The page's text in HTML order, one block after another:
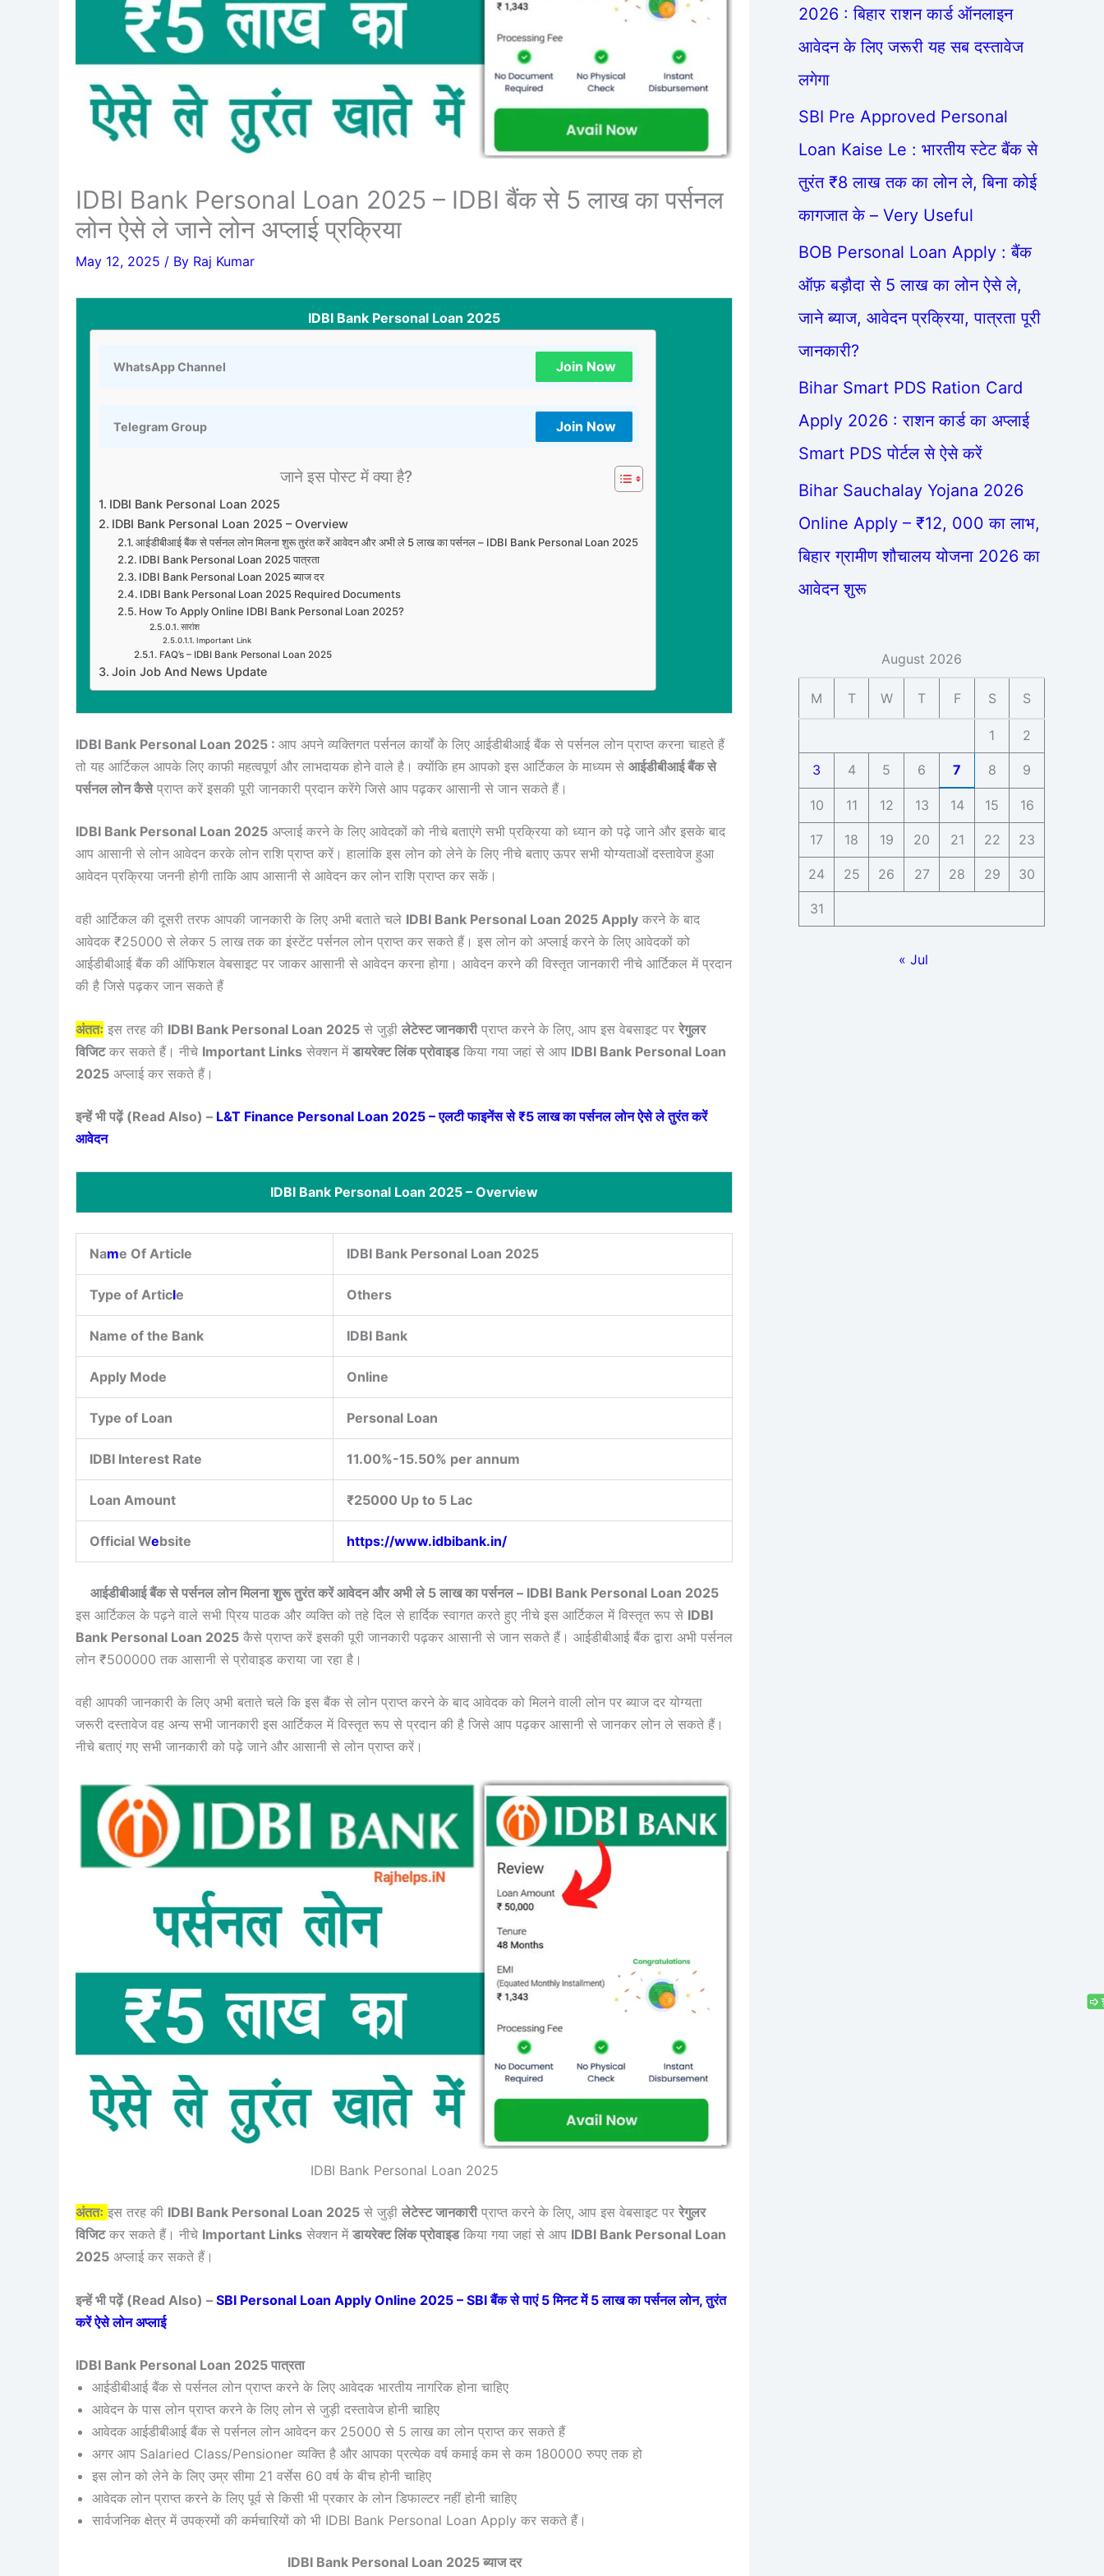
IDBI Bank Personal Loan 2025 – IDBI बैंक से 5 लाख का पर्सनल
लोन ऐसे ले जाने लोन अप्लाई प्रक्रिया
May 12, 2025 / By Raj Kumar
IDBI Bank Personal Loan 2025
WhatsApp Channel Join Now
Telegram Group Join Now
जाने इस पोस्ट में क्या है?
IDBI Bank Personal Loan 2025
IDBI Bank Personal Loan 2025 – Overview
आईडीबीआई बैंक से पर्सनल लोन मिलना शुरू तुरंत करें आवेदन और अभी ले 5 लाख का पर्सनल – IDBI Bank Personal Loan 2025
IDBI Bank Personal Loan 2025 पात्रता
IDBI Bank Personal Loan 2025 ब्याज दर
IDBI Bank Personal Loan 2025 Required Documents
How To Apply Online IDBI Bank Personal Loan 2025?
सारांश
Important Link
FAQ’s – IDBI Bank Personal Loan 2025
Join Job And News Update
IDBI Bank Personal Loan 2025 : आप अपने व्यक्तिगत पर्सनल कार्यों के लिए आईडीबीआई बैंक से पर्सनल लोन प्राप्त करना चाहते हैं
तो यह आर्टिकल आपके लिए काफी महत्वपूर्ण और लाभदायक होने वाले है। क्योंकि हम आपको इस आर्टिकल के माध्यम से आईडीबीआई बैंक से
पर्सनल लोन कैसेप्राप्त करें इसकी पूरी जानकारी प्रदान करेंगे जिसे आप पढ़कर आसानी से जान सकते हैं।
IDBI Bank Personal Loan 2025 अप्लाई करने के लिए आवेदकों को नीचे बताएंगे सभी प्रक्रिया को ध्यान को पढ़े जाने और इसके बाद
आप आसानी से लोन आवेदन करके लोन राशि प्राप्त करें। हालांकि इस लोन को लेने के लिए नीचे बताए ऊपर सभी योग्यताओं दस्तावेज हुआ
आवेदन प्रक्रिया जननी होगी ताकि आप आसानी से आवेदन कर लोन राशि प्राप्त कर सकें।
वही आर्टिकल की दूसरी तरफ आपकी जानकारी के लिए अभी बताते चले IDBI Bank Personal Loan 2025 Apply करने के बाद
आवेदक ₹25000 से लेकर 5 लाख तक का इंस्टेंट पर्सनल लोन प्राप्त कर सकते हैं। इस लोन को अप्लाई करने के लिए आवेदकों को
आईडीबीआई बैंक की ऑफिशल वेबसाइट पर जाकर आसानी से आवेदन करना होगा। आवेदन करने की विस्तृत जानकारी नीचे आर्टिकल में प्रदान
की है जिसे पढ़कर जान सकते हैं
अंततः इस तरह की IDBI Bank Personal Loan 2025 से जुड़ी लेटेस्ट जानकारीप्राप्त करने के लिए, आप इस वेबसाइट पर रेगुलर
विजिटकर सकते हैं। नीचे Important Links सेक्शन में डायरेक्ट लिंक प्रोवाइडकिया गया जहां से आप IDBI Bank Personal Loan
2025 अप्लाई कर सकते हैं।
इन्हें भी पढ़ें (Read Also) – L&T Finance Personal Loan 2025 – एलटी फाइनेंस से ₹5 लाख का पर्सनल लोन ऐसे ले तुरंत करें
आवेदन
IDBI Bank Personal Loan 2025 – Overview
Name Of Article IDBI Bank Personal Loan 2025
Type of Article Others
Name of the Bank IDBI Bank
Apply Mode Online
Type of Loan Personal Loan
IDBI Interest Rate 11.00%-15.50% per annum
Loan Amount ₹25000 Up to 5 Lac
Official Website https://www.idbibank.in/
आईडीबीआई बैंक से पर्सनल लोन मिलना शुरू तुरंत करें आवेदन और अभी ले 5 लाख का पर्सनल – IDBI Bank Personal Loan 2025
इस आर्टिकल के पढ़ने वाले सभी प्रिय पाठक और व्यक्ति को तहे दिल से हार्दिक स्वागत करते हुए नीचे इस आर्टिकल में विस्तृत रूप से IDBI
Bank Personal Loan 2025 कैसे प्राप्त करें इसकी पूरी जानकारी पढ़कर आसानी से जान सकते हैं। आईडीबीआई बैंक द्वारा अभी पर्सनल
लोन ₹500000 तक आसानी से प्रोवाइड कराया जा रहा है।
वही आपकी जानकारी के लिए अभी बताते चले कि इस बैंक से लोन प्राप्त करने के बाद आवेदक को मिलने वाली लोन पर ब्याज दर योग्यता
जरूरी दस्तावेज वह अन्य सभी जानकारी इस आर्टिकल में विस्तृत रूप से प्रदान की है जिसे आप पढ़कर आसानी से जानकर लोन ले सकते हैं।
नीचे बताएं गए सभी जानकारी को पढ़े जाने और आसानी से लोन प्राप्त करें।
IDBI Bank Personal Loan 2025
अंततः इस तरह की IDBI Bank Personal Loan 2025 से जुड़ी लेटेस्ट जानकारीप्राप्त करने के लिए, आप इस वेबसाइट पर रेगुलर
विजिटकर सकते हैं। नीचे Important Links सेक्शन में डायरेक्ट लिंक प्रोवाइडकिया गया जहां से आप IDBI Bank Personal Loan
2025 अप्लाई कर सकते हैं।
इन्हें भी पढ़ें (Read Also) – SBI Personal Loan Apply Online 2025 – SBI बैंक से पाएं 5 मिनट में 5 लाख का पर्सनल लोन, तुरंत
करें ऐसे लोन अप्लाई
IDBI Bank Personal Loan 2025 पात्रता
आईडीबीआई बैंक से पर्सनल लोन प्राप्त करने के लिए आवेदक भारतीय नागरिक होना चाहिए
आवेदन के पास लोन प्राप्त करने के लिए लोन से जुड़ी दस्तावेज होनी चाहिए
आवेदक आईडीबीआई बैंक से पर्सनल लोन आवेदन कर 25000 से 5 लाख का लोन प्राप्त कर सकते हैं
अगर आप Salaried Class/Pensioner व्यक्ति है और आपका प्रत्येक वर्ष कमाई कम से कम 180000 रुपए तक हो
इस लोन को लेने के लिए उम्र सीमा 21 वर्सेस 60 वर्ष के बीच होनी चाहिए
आवेदक लोन प्राप्त करने के लिए पूर्व से किसी भी प्रकार के लोन डिफाल्टर नहीं होनी चाहिए
सार्वजनिक क्षेत्र में उपक्रमों की कर्मचारियों को भी IDBI Bank Personal Loan Apply कर सकते हैं।
IDBI Bank Personal Loan 2025 ब्याज दर
2026 : बिहार राशन कार्ड ऑनलाइन
आवेदन के लिए जरूरी यह सब दस्तावेज
लगेगा
SBI Pre Approved Personal
Loan Kaise Le : भारतीय स्टेट बैंक से
तुरंत ₹8 लाख तक का लोन ले, बिना कोई
कागजात के – Very Useful
BOB Personal Loan Apply : बैंक
ऑफ़ बड़ौदा से 5 लाख का लोन ऐसे ले,
जाने ब्याज, आवेदन प्रक्रिया, पात्रता पूरी
जानकारी?
Bihar Smart PDS Ration Card
Apply 2026 : राशन कार्ड का अप्लाई
Smart PDS पोर्टल से ऐसे करें
Bihar Sauchalay Yojana 2026
Online Apply – ₹12, 000 का लाभ,
बिहार ग्रामीण शौचालय योजना 2026 का
आवेदन शुरू
August 2026
M T W T F S S
1 2
3 4 5 6 7 8 9
10 11 12 13 14 15 16
17 18 19 20 21 22 23
24 25 26 27 28 29 30
31
« Jul